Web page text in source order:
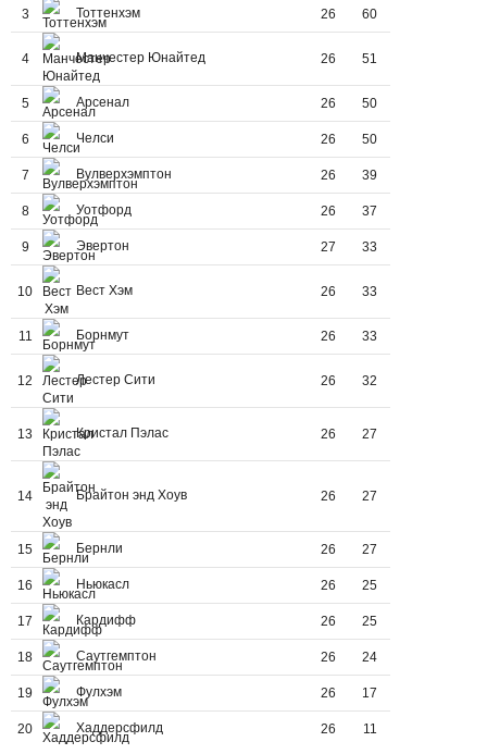
3 Тоттенхэм 26 60
4 Манчестер Юнайтед 26 51
5 Арсенал 26 50
6 Челси 26 50
7 Вулверхэмптон 26 39
8 Уотфорд 26 37
9 Эвертон 27 33
10 Вест Хэм 26 33
11 Борнмут 26 33
12 Лестер Сити 26 32
13 Кристал Пэлас 26 27
14 Брайтон энд Хоув 26 27
15 Бернли 26 27
16 Ньюкасл 26 25
17 Кардифф 26 25
18 Саутгемптон 26 24
19 Фулхэм 26 17
20 Хаддерсфилд 26 11